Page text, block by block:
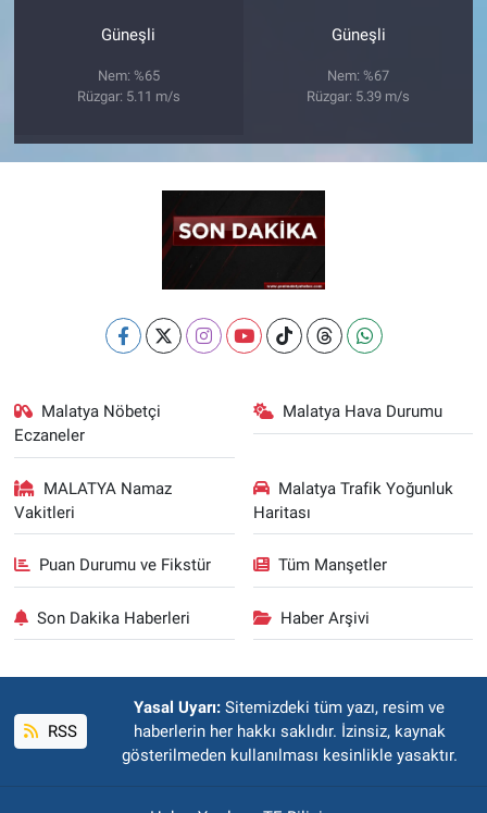
Güneşli
Nem: %65
Rüzgar: 5.11 m/s
Güneşli
Nem: %67
Rüzgar: 5.39 m/s
Malatya Nöbetçi
Eczaneler
Malatya Hava Durumu
MALATYA Namaz
Vakitleri
Malatya Trafik Yoğunluk
Haritası
Puan Durumu ve Fikstür Tüm Manşetler
Son Dakika Haberleri Haber Arşivi
RSS
Yasal Uyarı: Sitemizdeki tüm yazı, resim ve
haberlerin her hakkı saklıdır. İzinsiz, kaynak
gösterilmeden kullanılması kesinlikle yasaktır.